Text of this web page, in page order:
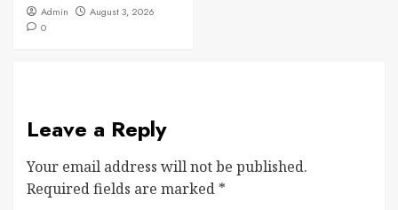
Admin
August 3, 2026
0
Leave a Reply
Your email address will not be published.
Required fields are marked *